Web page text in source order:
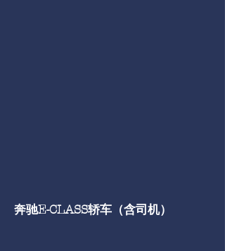
​奔驰E-CLASS轿车（含司机）